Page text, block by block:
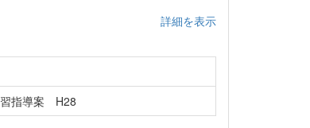
詳細を表示
指導案 H28